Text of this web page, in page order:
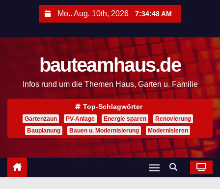
r
Mo.. Aug. 10th, 2026 7:34:49 AM
bauteamhaus.de
Infos rund um die Themen Haus, Garten u. Familie
Top-Schlagwörter
Gartenzaun PV-Anlage Energie sparen
Renovierung
Bauplanung
Bauen u. Modernisierung Modernisieren